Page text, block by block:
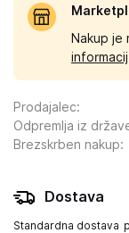
Nakup je
informacij
Prodajalec:
Odpremlja iz
Brezskrben nakup:
Dostava
Standardna dostava